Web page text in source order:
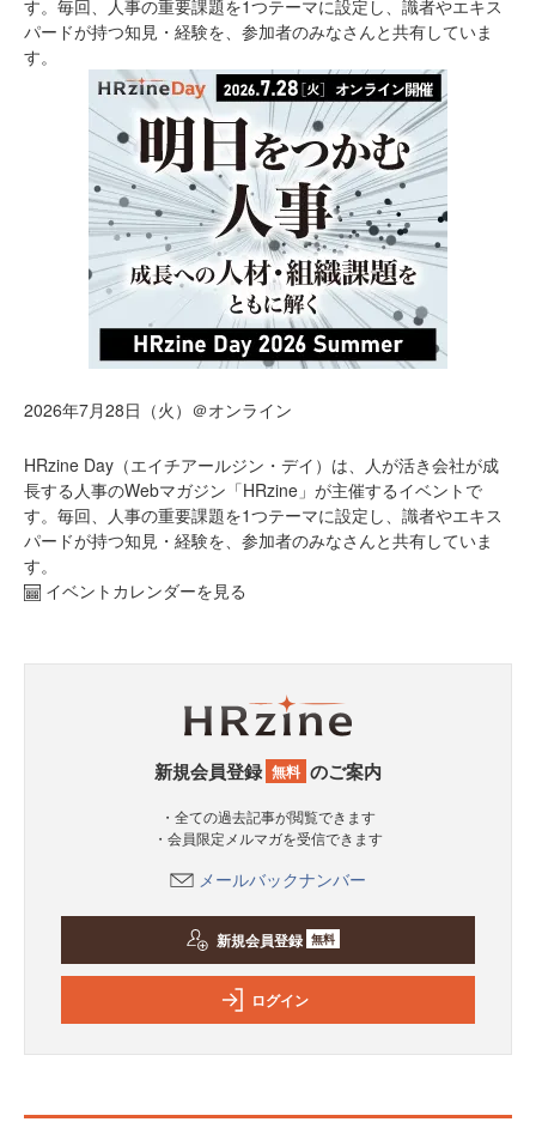
す。毎回、人事の重要課題を1つテーマに設定し、識者やエキス
パードが持つ知見・経験を、参加者のみなさんと共有していま
す。
2026年7月28日（火）＠オンライン
HRzine Day（エイチアールジン・デイ）は、人が活き会社が成
長する人事のWebマガジン「HRzine」が主催するイベントで
す。毎回、人事の重要課題を1つテーマに設定し、識者やエキス
パードが持つ知見・経験を、参加者のみなさんと共有していま
す。
イベントカレンダーを見る
新規会員登録 無料 のご案内
・全ての過去記事が閲覧できます
・会員限定メルマガを受信できます
メールバックナンバー
新規会員登録 無料
ログイン